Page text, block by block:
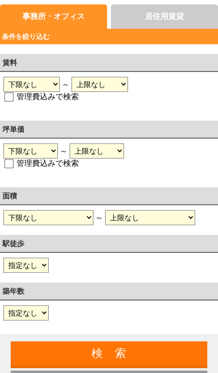
事務所・オフィス 居住用賃貸
条件を絞り込む
賃料
～
管理費込みで検索
坪単価
～
管理費込みで検索
面積
～
駅徒歩
築年数